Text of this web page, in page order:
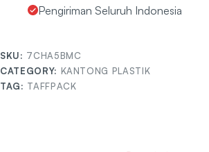
Pengiriman Seluruh Indonesia
SKU: 7CHA5BMC
CATEGORY: KANTONG PLASTIK
TAG: TAFFPACK